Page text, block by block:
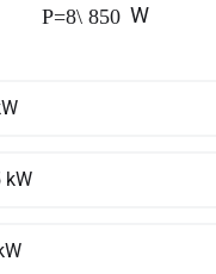
P=8\ 850 W
kW